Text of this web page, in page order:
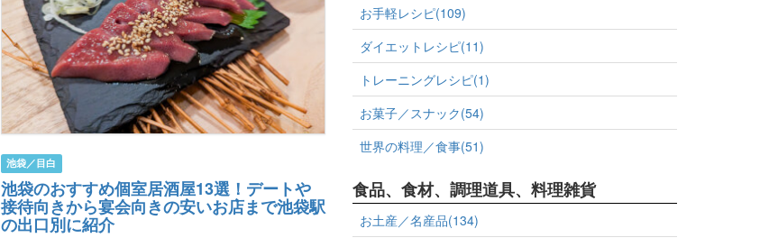
池袋／目白
池袋のおすすめ個室居酒屋13選！デートや
接待向きから宴会向きの安いお店まで池袋駅
の出口別に紹介
お手軽レシピ(109)
ダイエットレシピ(11)
トレーニングレシピ(1)
お菓子／スナック(54)
世界の料理／食事(51)
食品、食材、調理道具、料理雑貨
お土産／名産品(134)